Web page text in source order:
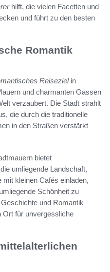
hilft, die vielen Facetten und
und führt zu den besten
Romantik
Reisezielin
und charmanten Gassen
verzaubert. Die Stadt strahlt
die durch die traditionelle
in den Straßen verstärkt
bietet
umliegende Landschaft,
kleinen Cafés einladen,
Schönheit zu
und Romantik
Ort für unvergessliche